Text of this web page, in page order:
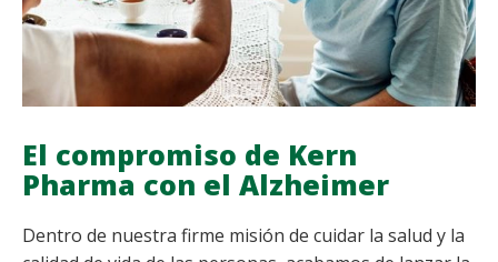
El compromiso de Kern
Pharma con el Alzheimer
Dentro de nuestra firme misión de cuidar la salud y la